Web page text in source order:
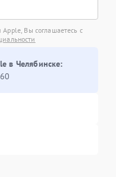
Вы соглашаетесь с
в Челябинске: